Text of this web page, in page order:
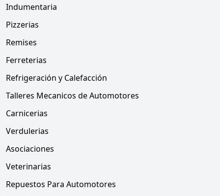
Indumentaria
Pizzerias
Remises
Ferreterias
Refrigeración y Calefacción
Talleres Mecanicos de Automotores
Carnicerias
Verdulerias
Asociaciones
Veterinarias
Repuestos Para Automotores